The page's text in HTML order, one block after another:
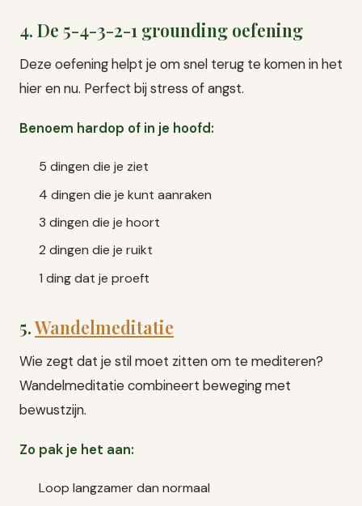
4. De 5-4-3-2-1 grounding oefening
Deze oefening helpt je om snel terug te komen in het
hier en nu. Perfect bij stress of angst.
Benoem hardop of in je hoofd:
5 dingen die je ziet
4 dingen die je kunt aanraken
3 dingen die je hoort
2 dingen die je ruikt
1 ding dat je proeft
5.Wandelmeditatie
Wie zegt dat je stil moet zitten om te mediteren?
Wandelmeditatie combineert beweging met
bewustzijn.
Zo pak je het aan:
Loop langzamer dan normaal